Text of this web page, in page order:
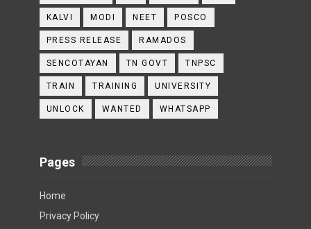
KALVI MODI NEET POSCO
PRESS RELEASE RAMADOS
SENCOTAYAN TN GOVT TNPSC
TRAIN TRAINING UNIVERSITY
UNLOCK WANTED WHATSAPP
Pages
Home
Privacy Policy